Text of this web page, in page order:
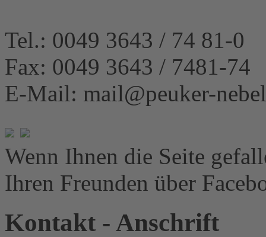
Tel.: 0049 3643 / 74 81-0
Fax: 0049 3643 / 7481-74
E-Mail: mail@peuker-
Wenn Ihnen die Seite
Ihren Freunden über
Kontakt - Anschrift